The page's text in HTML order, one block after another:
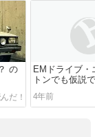
の
EMドライブ・
トンでも仮説
4年前